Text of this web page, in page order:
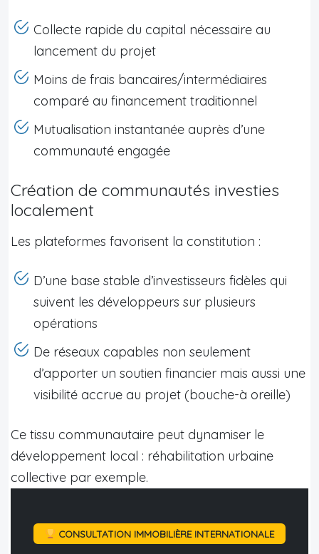
Collecte rapide du capital nécessaire au
lancement du projet
Moins de frais bancaires/intermédiaires
comparé au financement traditionnel
Mutualisation instantanée auprès d’une
communauté engagée
Création de communautés investies
localement
Les plateformes favorisent la constitution :
D’une base stable d’investisseurs fidèles qui
suivent les développeurs sur plusieurs
opérations
De réseaux capables non seulement
d’apporter un soutien financier mais aussi une
visibilité accrue au projet (bouche-à oreille)
Ce tissu communautaire peut dynamiser le
développement local : réhabilitation urbaine
collective par exemple.
CONSULTATION IMMOBILIÈRE INTERNATIONALE